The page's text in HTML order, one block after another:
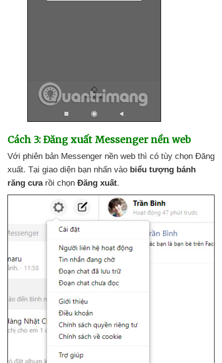
Cách 3: Đăng xuất Messenger nền web
Với phiên bản Messenger nền web thì có tùy chọn Đăng
xuất. Tại giao diện bạn nhấn vào biểu tượng bánh
răng cưarồi chọn Đăng xuất.